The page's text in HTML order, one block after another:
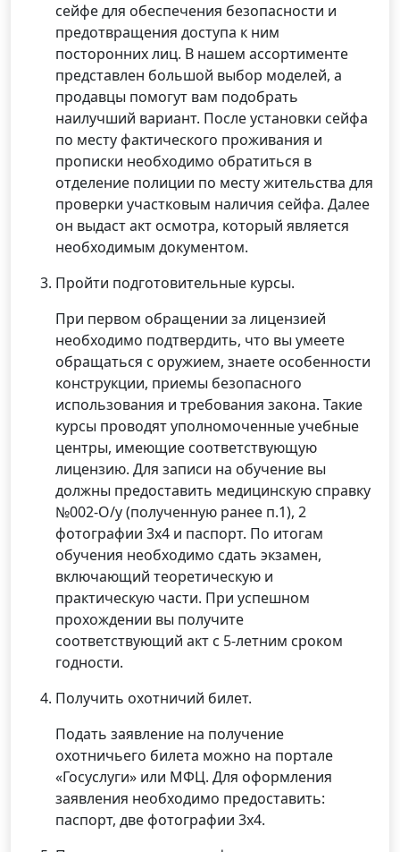
сейфе для обеспечения безопасности и
предотвращения доступа к ним
посторонних лиц. В нашем ассортименте
представлен большой выбор моделей, а
продавцы помогут вам подобрать
наилучший вариант. После установки сейфа
по месту фактического проживания и
прописки необходимо обратиться в
отделение полиции по месту жительства для
проверки участковым наличия сейфа. Далее
он выдаст акт осмотра, который является
необходимым документом.
Пройти подготовительные курсы.
При первом обращении за лицензией
необходимо подтвердить, что вы умеете
обращаться с оружием, знаете особенности
конструкции, приемы безопасного
использования и требования закона. Такие
курсы проводят уполномоченные учебные
центры, имеющие соответствующую
лицензию. Для записи на обучение вы
должны предоставить медицинскую справку
№002-О/у (полученную ранее п.1), 2
фотографии 3х4 и паспорт. По итогам
обучения необходимо сдать экзамен,
включающий теоретическую и
практическую части. При успешном
прохождении вы получите
соответствующий акт с 5-летним сроком
годности.
Получить охотничий билет.
Подать заявление на получение
охотничьего билета можно на портале
«Госуслуги» или МФЦ. Для оформления
заявления необходимо предоставить:
паспорт, две фотографии 3х4.